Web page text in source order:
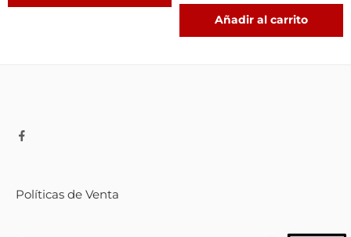
Añadir al carrito
Políticas de Venta